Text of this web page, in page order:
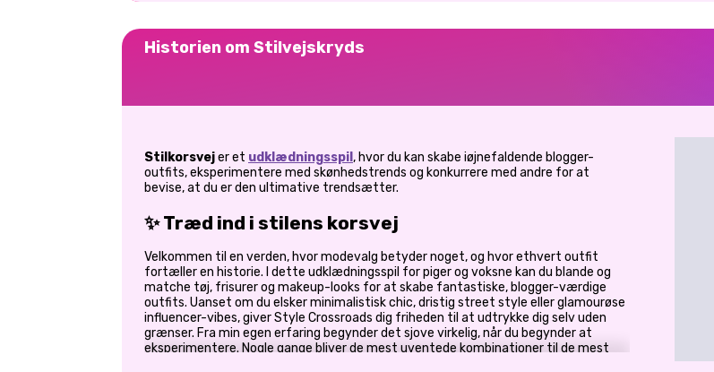
Historien om Stilvejskryds
Stilkorsvejeret udklædningsspil, hvor du kan skabe iøjnefaldende blogger-
outfits, eksperimentere med skønhedstrends og konkurrere med andre for at
bevise, at du er den ultimative trendsætter.
✨ Træd ind i stilens korsvej
Velkommen til en verden, hvor modevalg betyder noget, og hvor ethvert outfit
fortæller en historie. I dette udklædningsspil for piger og voksne kan du blande og
matche tøj, frisurer og makeup-looks for at skabe fantastiske, blogger-værdige
outfits. Uanset om du elsker minimalistisk chic, dristig street style eller glamourøse
influencer-vibes, giver Style Crossroads dig friheden til at udtrykke dig selv uden
grænser. Fra min egen erfaring begynder det sjove virkelig, når du begynder at
eksperimentere. Nogle gange bliver de mest uventede kombinationer til de mest